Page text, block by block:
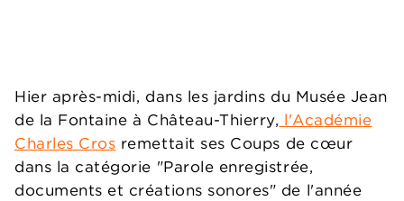
Hier après-midi, dans les jardins du Musée Jean
de la Fontaine à Château-Thierry, l'Académie
Charles Cros remettait ses Coups de cœur
dans la catégorie "Parole enregistrée,
documents et créations sonores" de l'année